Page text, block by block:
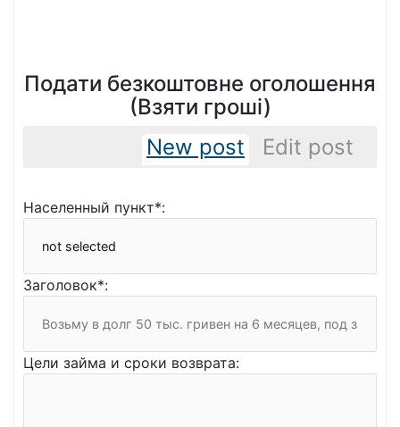
Подати безкоштовне оголошення
(Взяти гроші)
New post
Edit post
Населенный пункт*:
Заголовок*:
Цели займа и сроки возврата: